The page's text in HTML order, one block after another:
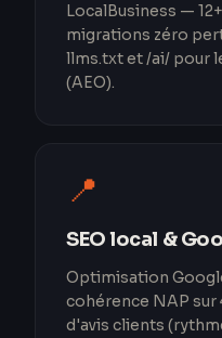
LocalBusiness —
migrations zéro
llms.txt et /ai/ pour
(AEO).
📍
SEO local &
Optimisation
cohérence NAP sur
d'avis clients